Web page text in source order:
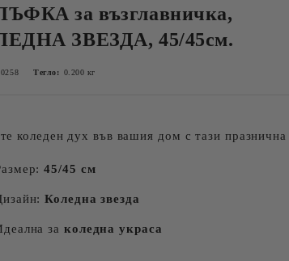
за възглавничка,
ЗВЕЗДА, 45/45см.
Тегло: 0.200 кг
коледен дух във вашия дом с тази празнична
45/45 см
Коледна звезда
за коледна украса